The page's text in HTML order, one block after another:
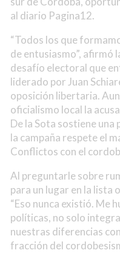
al diario Pagina12.
“Todos los que
de entusiasmo”, afirmó
desafío electoral que
liderado por Juan
oposición libertaria.
oficialismo local la
De la Sota sostiene
la campaña respete el
Conflictos con el
Al preguntarle sobre
para un lugar en la lista
“Eso nunca existió. Me
políticas, no solo
nuestras diferencias
fracción del